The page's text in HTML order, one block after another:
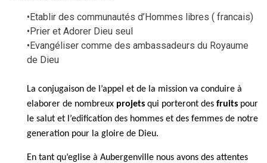
•Etablir des communautés d’Hommes libres ( francais)
•Prier et Adorer Dieu seul
•Evangéliser comme des ambassadeurs du Royaume
de Dieu
La conjugaison de l’appel et de la mission va conduire à
elaborerde nombreux projetsqui porteront des fruitspour
le salut et l’edificationdes hommes et des femmes de notre
generationpour la gloire de Dieu.
En tant qu’egliseà Aubergenville nous avons des attentes